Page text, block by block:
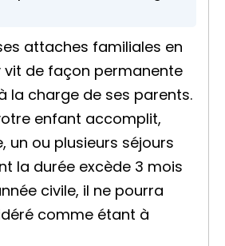
attaches familiales en
vit de façon permanente
la charge de ses parents.
enfant accomplit,
un ou plusieurs séjours
la durée excède 3 mois
civile, il ne pourra
comme étant à